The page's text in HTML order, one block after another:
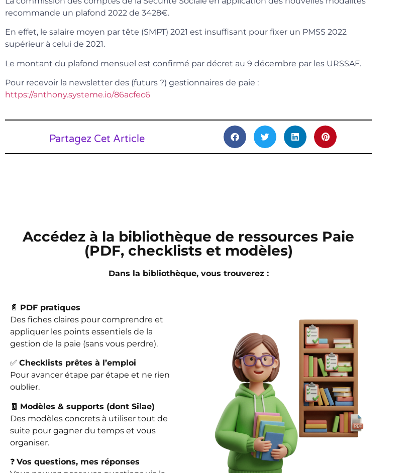
recommande un plafond 2022 de 3428€.
En effet, le salaire moyen par tête (SMPT) 2021 est insuffisant pour fixer un PMSS 2022
supérieur à celui de 2021.
Le montant du plafond mensuel est confirmé par décret au 9 décembre par les URSSAF.
Pour recevoir la newsletter des (futurs ?) gestionnaires de paie :
https://anthony.systeme.io/86acfec6
Partagez Cet Article
Accédez à la bibliothèque de ressources Paie
(PDF, checklists et modèles)
Dans la bibliothèque, vous trouverez :
📄 PDF pratiques
Des fiches claires pour comprendre et
appliquer les points essentiels de la
gestion de la paie (sans vous perdre).
✅ Checklists prêtes à l’emploi
Pour avancer étape par étape et ne rien
oublier.
🧾 Modèles & supports (dont Silae)
Des modèles concrets à utiliser tout de
suite pour gagner du temps et vous
organiser.
❓ Vos questions, mes réponses